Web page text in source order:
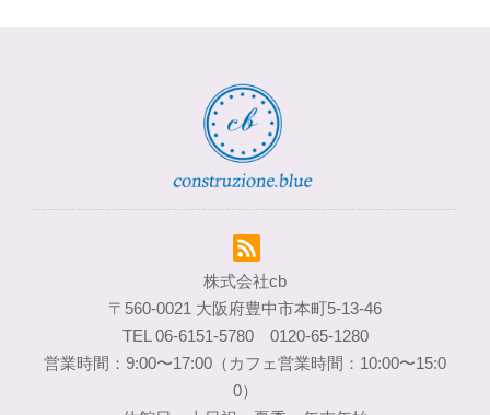
株式会社cb
〒560-0021 大阪府豊中市本町5-13-46
TEL 06-6151-5780 0120-65-1280
営業時間：9:00〜17:00（カフェ営業時間：10:00〜15:0
0）